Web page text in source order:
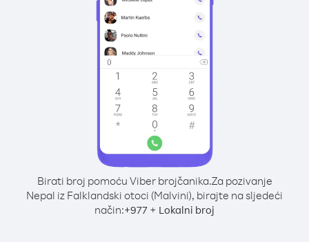
Birati broj pomoću Viber brojčanika.Za pozivanje
Nepal iz Falklandski otoci (Malvini), birajte na sljedeći
način:+977 + Lokalni broj